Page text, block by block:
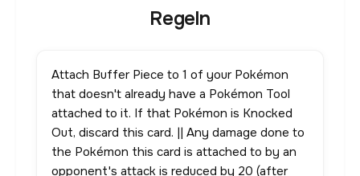
Regeln
Attach Buffer Piece to 1 of your Pokémon
that doesn't already have a Pokémon Tool
attached to it. If that Pokémon is Knocked
Out, discard this card. || Any damage done to
the Pokémon this card is attached to by an
opponent's attack is reduced by 20 (after